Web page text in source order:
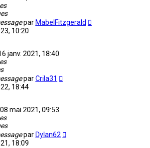
par MabelFitzgerald
10:20
janv. 2021, 18:40
parCrila31
18:44
08 mai 2021, 09:53
par Dylan62
18:09